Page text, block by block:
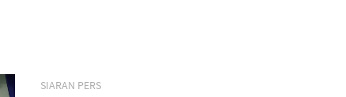
SIARAN PERS